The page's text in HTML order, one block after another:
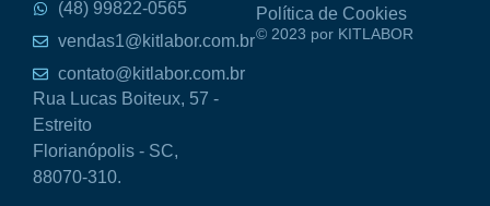
(48) 99822-0565
vendas1@kitlabor.com.br
contato@kitlabor.com.br
Rua Lucas Boiteux, 57 -
Estreito
Florianópolis - SC,
88070-310.
Política de Cookies
© 2023 por KITLABOR